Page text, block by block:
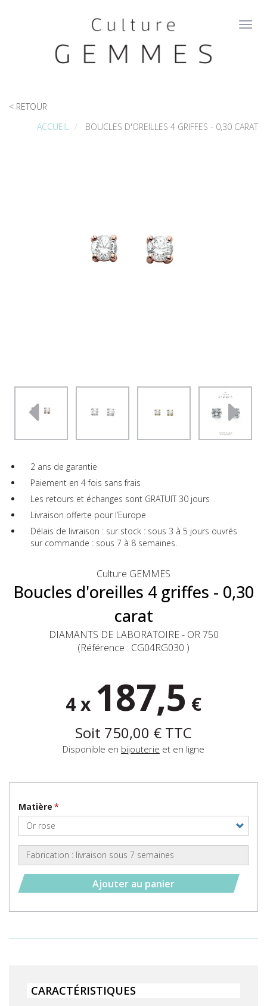
< RETOUR
ACCUEIL
BOUCLES D'OREILLES 4 GRIFFES - 0,30 CARAT
2 ans de garantie
Paiement en 4 fois sans frais
Les retours et échanges sont GRATUIT 30 jours
Livraison offerte pour l’Europe
Délais de livraison : sur stock : sous 3 à 5 jours ouvrés
sur commande : sous 7 à 8 semaines.
Culture GEMMES
Boucles d'oreilles 4 griffes - 0,30
carat
DIAMANTS DE LABORATOIRE - OR 750
(Référence : CG04RG030 )
4 x 187,5 €
Soit 750,00 € TTC
Disponible en bijouterie et en ligne
Matière
Ajouter au panier
CARACTÉRISTIQUES